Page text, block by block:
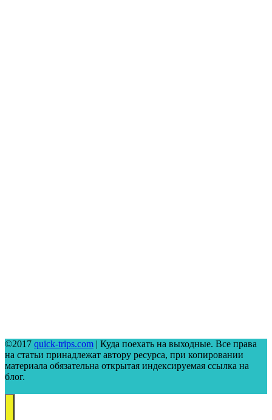
©2017 quick-trips.com | Куда поехать на выходные. Все права
на статьи принадлежат автору ресурса, при копировании
материала обязательна открытая индексируемая ссылка на
блог.